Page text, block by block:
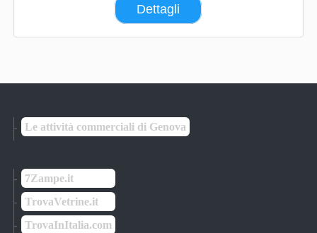
Dettagli
Le attività commerciali di Genova
7Zampe.it
TrovaVetrine.it
TrovaInItalia.com